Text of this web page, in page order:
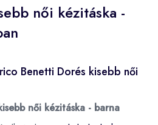
női kézitáska -
Benetti Dorés kisebb női
női kézitáska - barna